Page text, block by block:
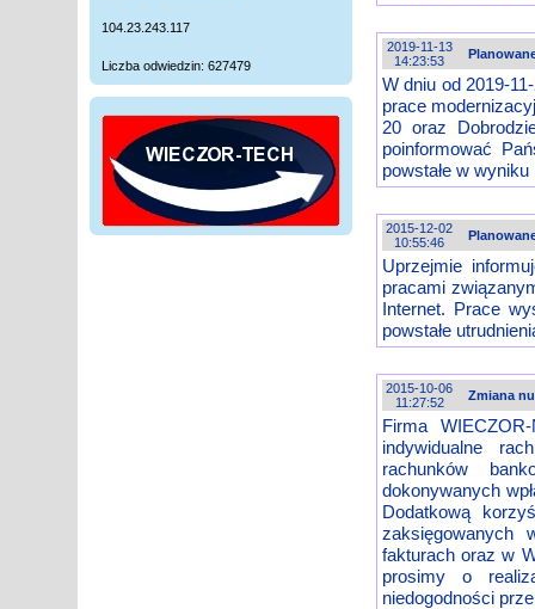
104.23.243.117
Liczba odwiedzin: 627479
2019-11-13
14:23:53
W dniu od 2019-
prace
20 oraz
poinformować
powstałe w wyniku
2015-12-02
10:55:46
Uprzejmie
pracami
Internet. Prace
powstałe
2015-10-06
11:27:52
Zmiana
Firma
indywidualne
rachunków
dokonywanych
Dodatkową
zaksięgowanych
fakturach oraz w
prosimy o
niedogodności